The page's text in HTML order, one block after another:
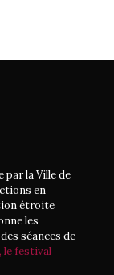
par la Ville de
en
étroite
les
séances de
le festival